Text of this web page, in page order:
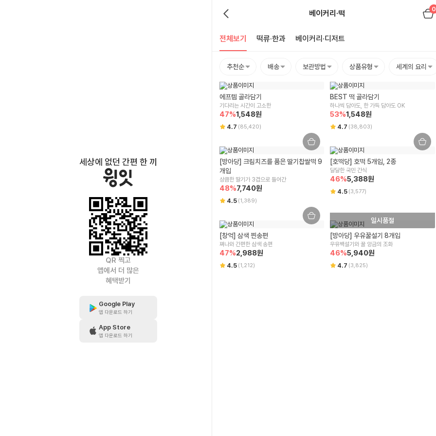
세상에 없던 간편 한 끼
QR 찍고
앱에서 더 많은
혜택받기
Google Play
앱 다운로드 하기
App Store
앱 다운로드 하기
베이커리·떡 0
전체보기 떡류·한과 베이커리·디저트
추천순 배송 보관방법 상품유형 세계의 요리
에프템 골라담기
기다리는 시간이 고소한
47%1,548원
4.7 (85,420)
BEST 떡 골라담기
하나씩 담아도, 한 가득 담아도 OK
53%1,548원
4.7 (38,803)
[방아당] 크림치즈를 품은 딸기찹쌀떡 9
개입
상큼한 딸기가 3겹으로 들어간
48%7,740원
4.5 (1,389)
[호떡당] 호떡 5개입, 2종
달달한 국민 간식
46%5,388원
4.5 (3,577)
[창억] 삼색 찐송편
쪄나와 간편한 삼색 송편
47%2,988원
4.5 (1,212)
일시품절
[방아당] 우유꿀설기 8개입
우유백설기와 꿀 앙금의 조화
46%5,940원
4.7 (3,825)